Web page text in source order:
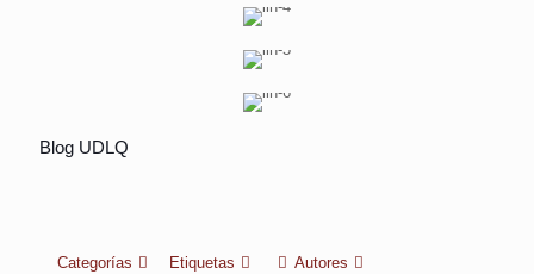
Blog UDLQ
Conferencia “Enlace Fiscal y Comercial
Cautelares
Categorías Etiquetas
Autores